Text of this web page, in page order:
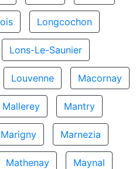
Longcochon
Lons-Le-Saunier
Louvenne Macornay
Mallerey Mantry
Marigny Marnezia
Mathenay Maynal